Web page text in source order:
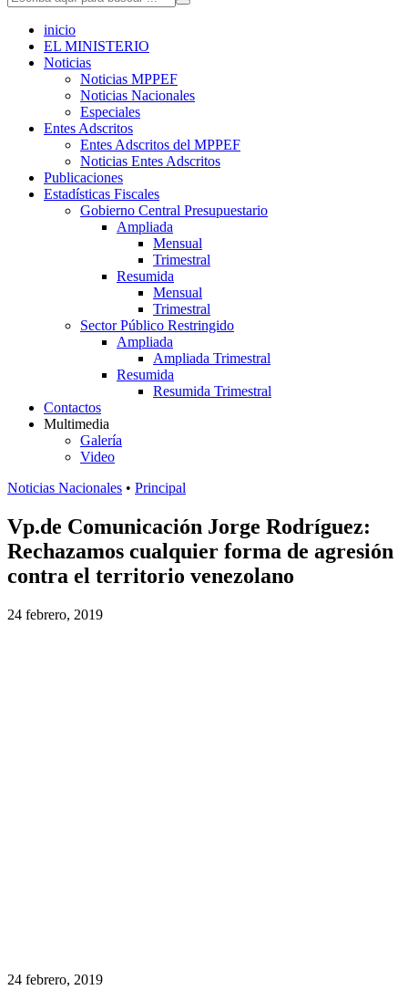
inicio
EL MINISTERIO
Noticias
Noticias MPPEF
Noticias Nacionales
Especiales
Entes Adscritos
Entes Adscritos del MPPEF
Noticias Entes Adscritos
Publicaciones
Estadísticas Fiscales
Gobierno Central Presupuestario
Ampliada
Mensual
Trimestral
Resumida
Mensual
Trimestral
Sector Público Restringido
Ampliada
Ampliada Trimestral
Resumida
Resumida Trimestral
Contactos
Multimedia
Galería
Video
Noticias Nacionales • Principal
Vp.de Comunicación Jorge Rodríguez:
Rechazamos cualquier forma de agresión
contra el territorio venezolano
24 febrero, 2019
24 febrero, 2019